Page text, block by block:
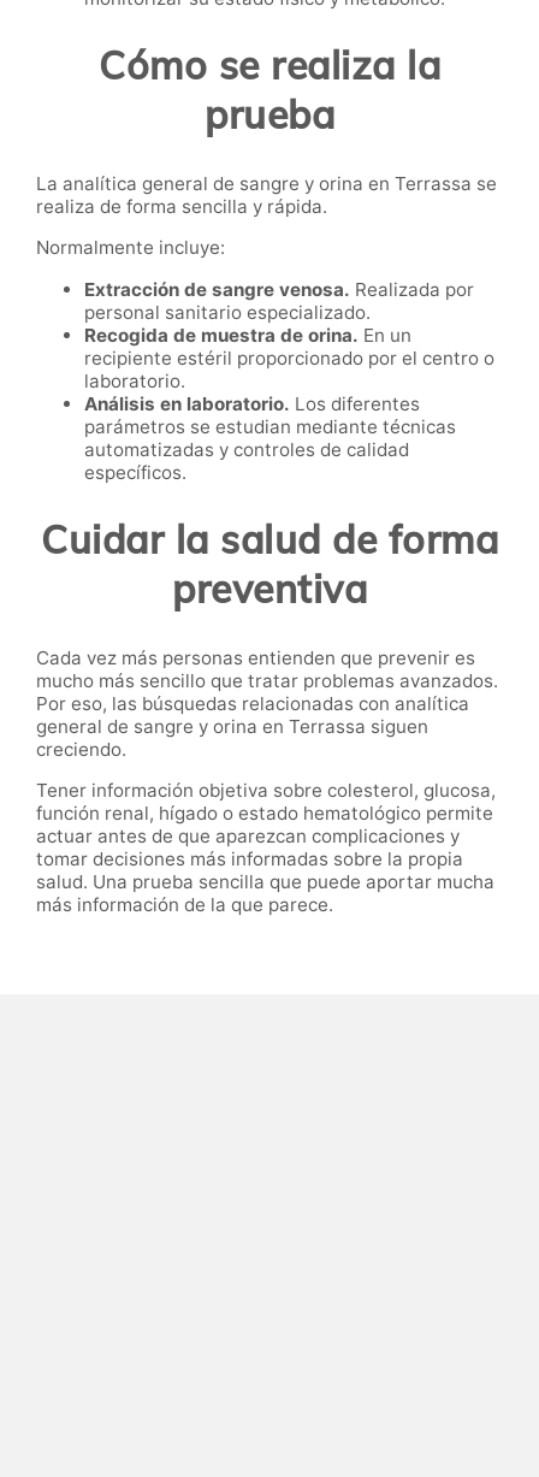
Cómo se realiza la
prueba
La analítica general de sangre y orina en Terrassa se
realiza de forma sencilla y rápida.
Normalmente incluye:
Extracción de sangre venosa. Realizada por
personal sanitario especializado.
Recogida de muestra de orina. En un
recipiente estéril proporcionado por el centro o
laboratorio.
Análisis en laboratorio. Los diferentes
parámetros se estudian mediante técnicas
automatizadas y controles de calidad
específicos.
Cuidar la salud de forma
preventiva
Cada vez más personas entienden que prevenir es
mucho más sencillo que tratar problemas avanzados.
Por eso, las búsquedas relacionadas con analítica
general de sangre y orina en Terrassa siguen
creciendo.
Tener información objetiva sobre colesterol, glucosa,
función renal, hígado o estado hematológico permite
actuar antes de que aparezcan complicaciones y
tomar decisiones más informadas sobre la propia
salud. Una prueba sencilla que puede aportar mucha
más información de la que parece.